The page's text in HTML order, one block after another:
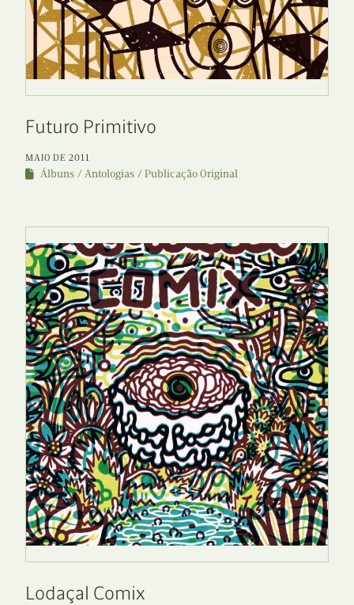
Futuro Primitivo
MAIO DE 2011
Álbuns Antologias Publicação Original
Lodaçal Comix